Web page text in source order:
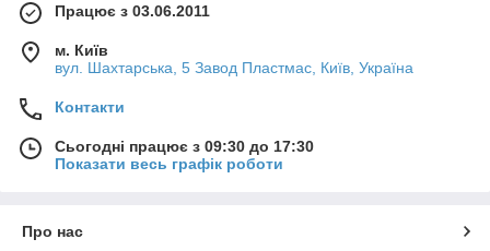
Працює з 03.06.2011
м. Київ
вул. Шахтарська, 5 Завод Пластмас, Київ, Україна
Контакти
Сьогодні працює з 09:30 до 17:30
Показати весь графік роботи
Про нас